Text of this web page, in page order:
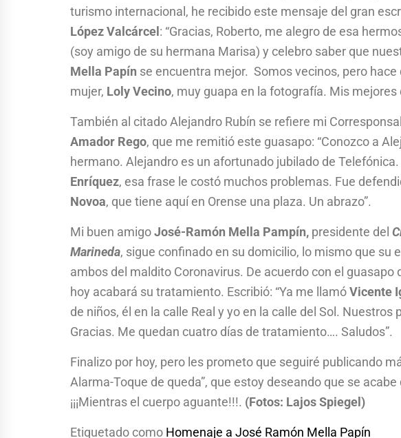
turismo internacional, he recibido este mensaje del gran
López Valcárcel : “Gracias, Roberto, me alegro de esa
(soy amigo de su hermana Marisa) y celebro saber que
Mella Papín se encuentra mejor. Somos vecinos, pero
mujer, Loly Vecino, muy guapa en la fotografía. Mis mejores
También al citado Alejandro Rubín se refiere mi
Amador Rego, que me remitió este guasapo: “Conozco a
hermano. Alejandro es un afortunado jubilado de
Enríquez, esa frase le costó muchos problemas. Fue
Novoa, que tiene aquí en Orense una plaza. Un abrazo”.
Mi buen amigoJosé-Ramón Mella Pampín, presidente del
Marineda, sigue confinado en su domicilio, lo mismo que su
ambos del maldito Coronavirus. De acuerdo con el guasapo
hoy acabará su tratamiento. Escribió: “Ya me llamóVicente
de niños, él en la calle Real y yo en la calle del Sol.
Gracias. Me quedan cuatro días de tratamiento…. Saludos”.
Finalizo por hoy, pero les prometo que seguiré publicando
Alarma-Toque de queda”, que estoy deseando que se
¡¡¡Mientras el cuerpo aguante!!!. (Fotos: Lajos Spiegel)
Etiquetado como Homenaje a José Ramón Mella Papín